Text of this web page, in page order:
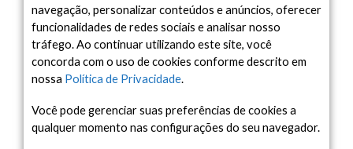
Arquivo
Arquivo
navegação, personalizar conteúdos e anúncios, oferecer
funcionalidades de redes sociais e analisar nosso
tráfego. Ao continuar utilizando este site, você
concorda com o uso de cookies conforme descrito em
nossa Política de Privacidade.
Você pode gerenciar suas preferências de cookies a
qualquer momento nas configurações do seu navegador.